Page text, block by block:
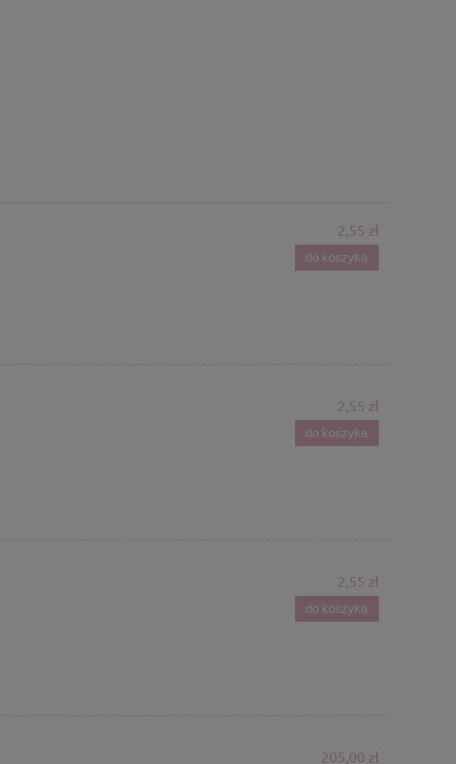
2,55 zł
do koszyka
2,55 zł
do koszyka
2,55 zł
do koszyka
205,00 zł